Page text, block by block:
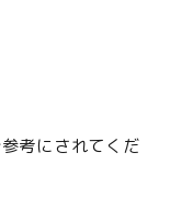
考にされてくだ